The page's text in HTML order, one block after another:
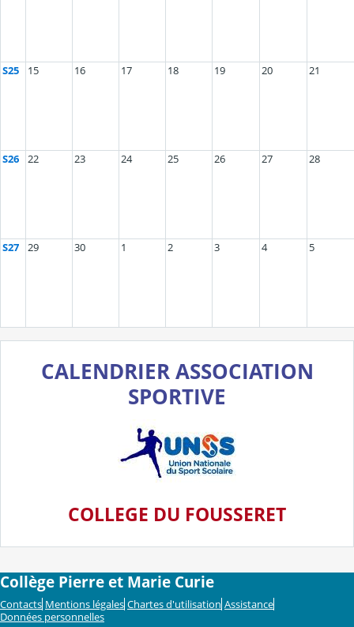
S25 15 16 17 18 19 20 21
S26 22 23 24 25 26 27 28
S27 29 30 1 2 3 4 5
CALENDRIER ASSOCIATION
SPORTIVE
COLLEGE DU FOUSSERET
Collège Pierre et Marie Curie
Contacts Mentions légales Chartes d'utilisation Assistance
Données personnelles